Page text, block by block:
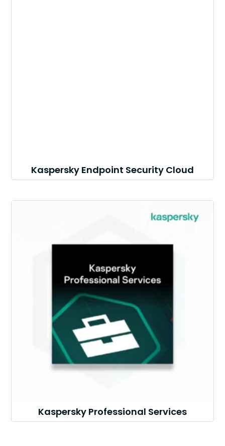
Kaspersky Endpoint Security Cloud
Kaspersky Professional Services